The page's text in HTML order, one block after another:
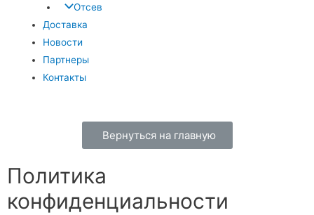
Отсев
Доставка
Новости
Партнеры
Контакты
Вернуться на главную
Политика
конфиденциальности